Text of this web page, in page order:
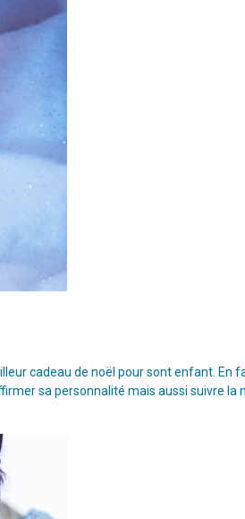
cadeau de noël pour sont enfant.
sa personnalité mais aussi suivre la